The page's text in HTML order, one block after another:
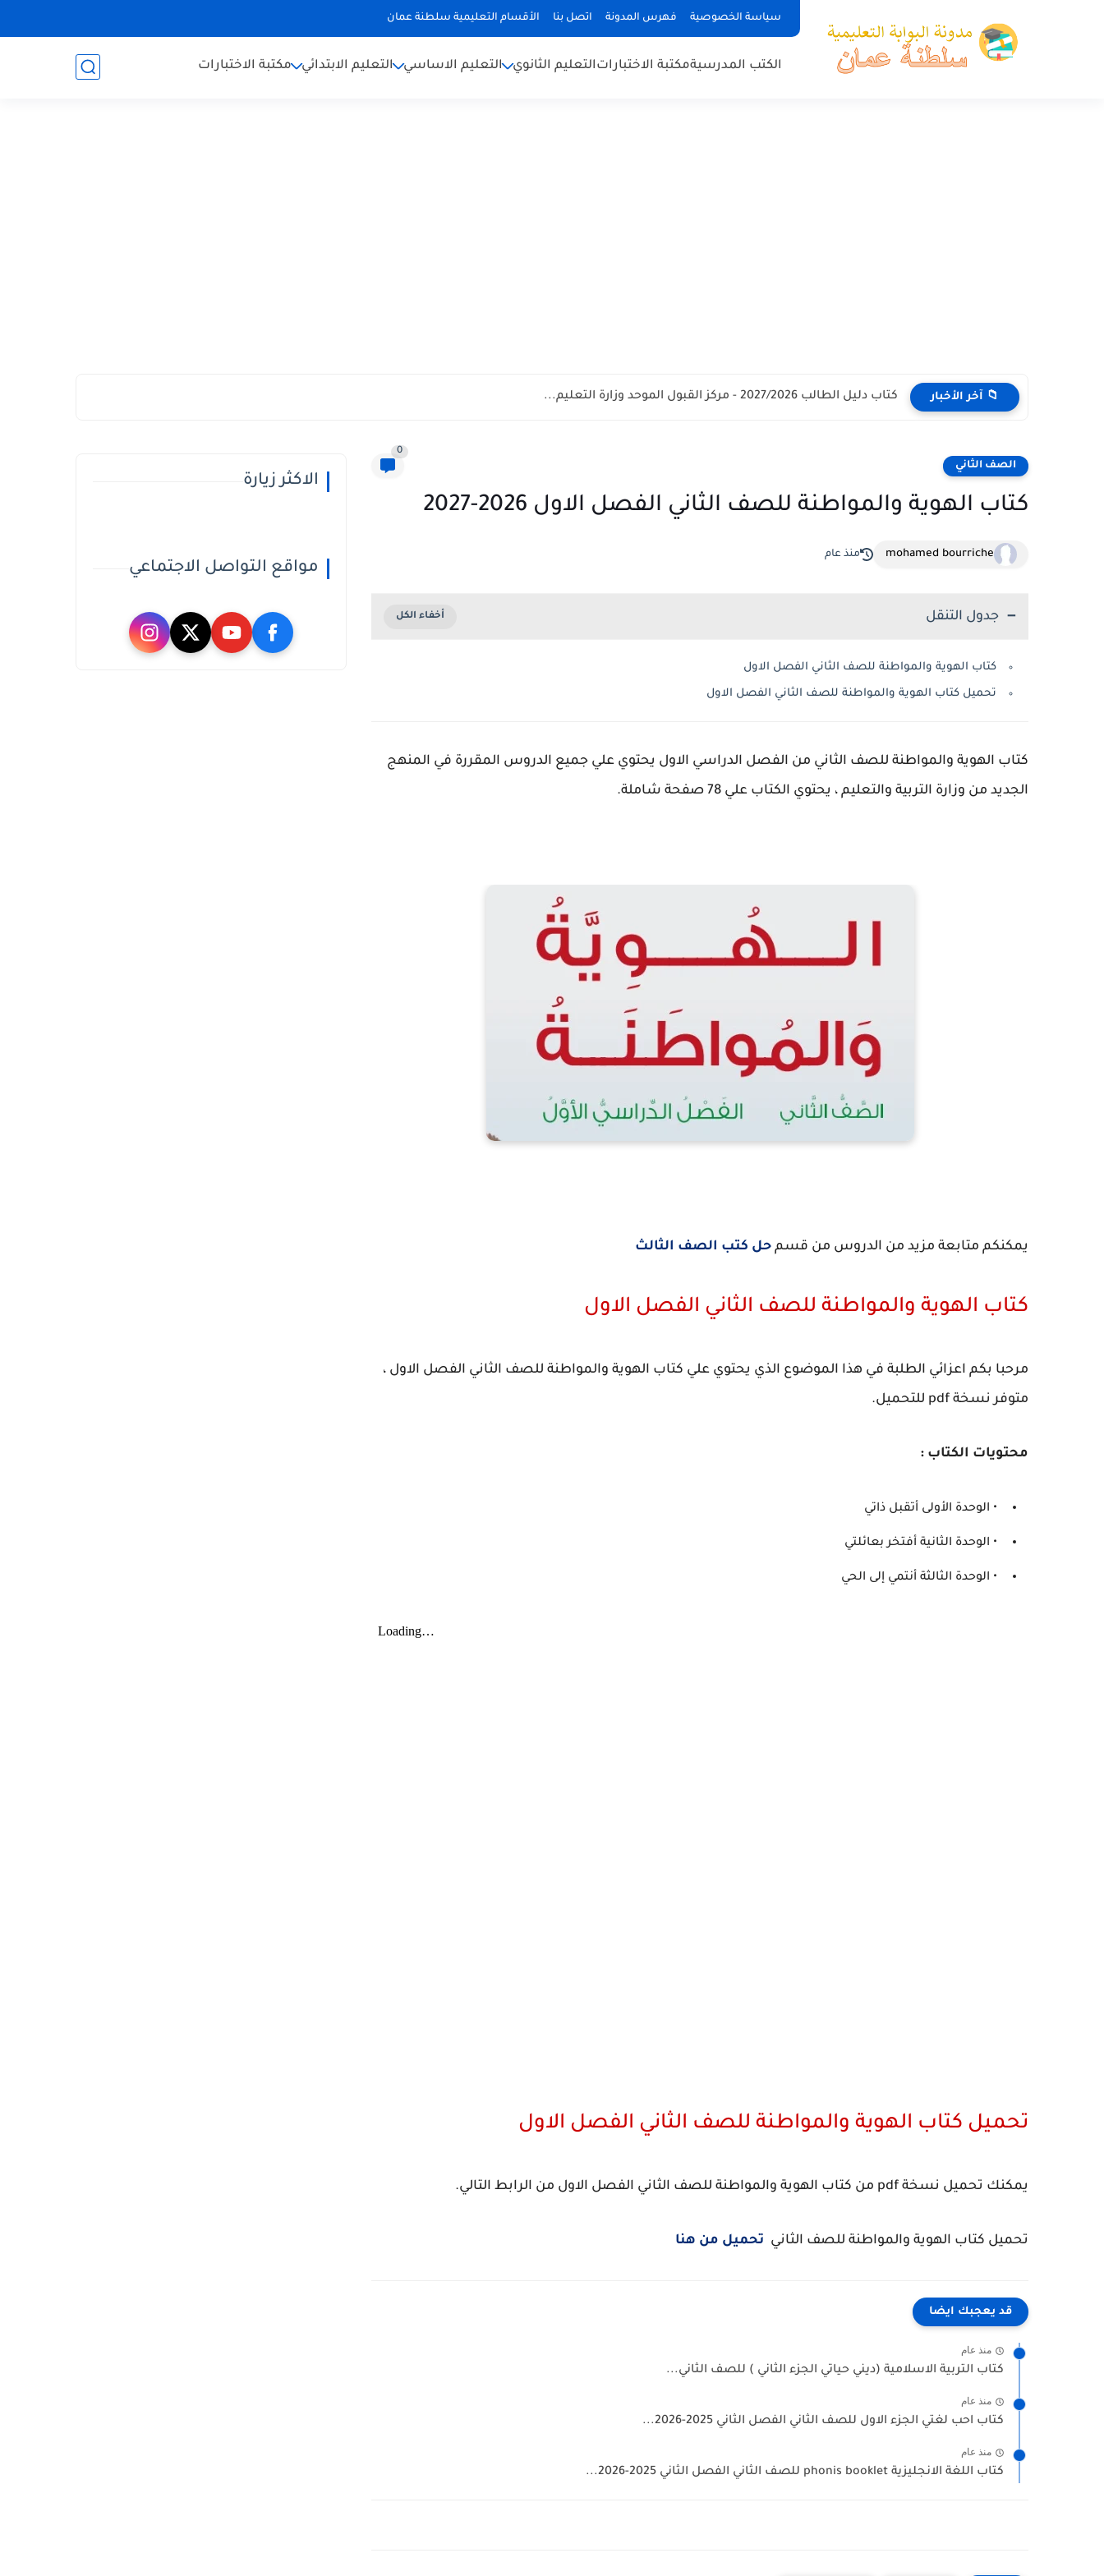
سياسة الخصوصية فهرس المدونة اتصل بنا الأقسام التعليمية سلطنة عمان
الكتب المدرسيةمكتبة الاختباراتالتعليم الثانوي التعليم الاساسي التعليم الابتدائي مكتبة الاختبارات
📁 آخر الأخبار كتاب دليل الطالب 2027/2026 - مركز القبول الموحد وزارة التعليم...
الصف الثاني
0
كتاب الهوية والمواطنة للصف الثاني الفصل الاول 2026-2027
mohamed bourriche منذ عام
جدول التنقل
كتاب الهوية والمواطنة للصف الثاني الفصل الاول
تحميل كتاب الهوية والمواطنة للصف الثاني الفصل الاول
كتاب الهوية والمواطنة للصف الثاني من الفصل الدراسي الاول يحتوي علي جميع الدروس المقررة في المنهج
الجديد من وزارة التربية والتعليم ، يحتوي الكتاب علي 78 صفحة شاملة.
يمكنكم متابعة مزيد من الدروس من قسم حل كتب الصف الثالث
كتاب الهوية والمواطنة للصف الثاني الفصل الاول
مرحبا بكم اعزائي الطلبة في هذا الموضوع الذي يحتوي علي كتاب الهوية والمواطنة للصف الثاني الفصل الاول ،
متوفر نسخة pdf للتحميل.
محتويات الكتاب :
• الوحدة الأولى أتقبل ذاتي
• الوحدة الثانية أفتخر بعائلتي
• الوحدة الثالثة أنتمي إلى الحي
تحميل كتاب الهوية والمواطنة للصف الثاني الفصل الاول
يمكنك تحميل نسخة pdf من كتاب الهوية والمواطنة للصف الثاني الفصل الاول من الرابط التالي.
تحميل كتاب الهوية والمواطنة للصف الثاني تحميل من هنا
قد يعجبك ايضا
منذ عام
كتاب التربية الاسلامية (ديني حياتي الجزء الثاني ) للصف الثاني...
منذ عام
كتاب احب لغتي الجزء الاول للصف الثاني الفصل الثاني 2025-2026...
منذ عام
كتاب اللغة الانجليزية phonis booklet للصف الثاني الفصل الثاني 2025-2026...
الاكثر زيارة
مواقع التواصل الاجتماعي